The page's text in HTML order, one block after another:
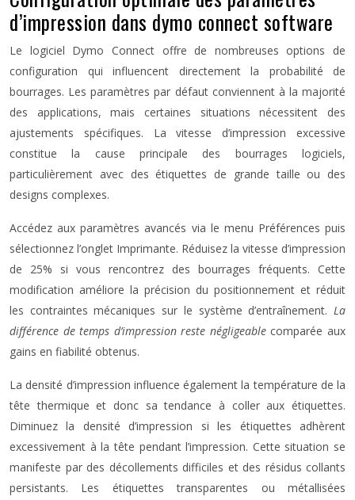
d’impression dans dymo connect software
Le logiciel Dymo Connect offre de nombreuses options de
configuration qui influencent directement la probabilité de
bourrages. Les paramètres par défaut conviennent à la majorité
des applications, mais certaines situations nécessitent des
ajustements spécifiques. La vitesse d’impression excessive
constitue la cause principale des bourrages logiciels,
particulièrement avec des étiquettes de grande taille ou des
designs complexes.
Accédez aux paramètres avancés via le menu Préférences puis
sélectionnez l’onglet Imprimante. Réduisez la vitesse d’impression
de 25% si vous rencontrez des bourrages fréquents. Cette
modification améliore la précision du positionnement et réduit
les contraintes mécaniques sur le système d’entraînement. La
différence de temps d’impression reste négligeable comparée aux
gains en fiabilité obtenus.
La densité d’impression influence également la température de la
tête thermique et donc sa tendance à coller aux étiquettes.
Diminuez la densité d’impression si les étiquettes adhèrent
excessivement à la tête pendant l’impression. Cette situation se
manifeste par des décollements difficiles et des résidus collants
persistants. Les étiquettes transparentes ou métallisées